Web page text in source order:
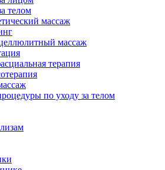
телом
массаж
массаж
терапия
по уходу за телом